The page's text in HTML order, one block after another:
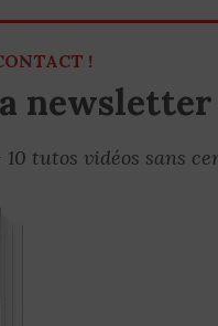
!
newsletter
tutos vidéos sans